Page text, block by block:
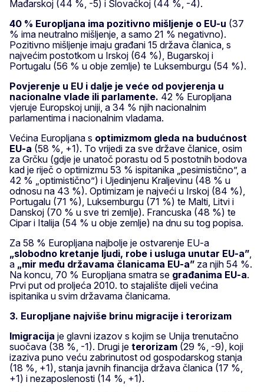
Mađarskoj (44 %, -5) i Slovačkoj (44 %, -4).
40 % Europljana ima pozitivno mišljenje o EU-u (37
% ima neutralno mišljenje, a samo 21 % negativno).
Pozitivno mišljenje imaju građani 15 država članica, s
najvećim postotkom u Irskoj (64 %), Bugarskoj i
Portugalu (56 % u obje zemlje) te Luksemburgu (54 %).
Povjerenje u EU i dalje je veće od povjerenja u
nacionalne vlade ili parlamente. 42 % Europljana
vjeruje Europskoj uniji, a 34 % njih nacionalnim
parlamentima i nacionalnim vladama.
Većina Europljana s optimizmom gleda na budućnost
EU-a (58 %, +1). To vrijedi za sve države članice, osim
za Grčku (gdje je unatoč porastu od 5 postotnih bodova
kad je riječ o optimizmu 53 % ispitanika „pesimistično”, a
42 % „optimistično”) i Ujedinjenu Kraljevinu (48 % u
odnosu na 43 %). Optimizam je najveći u Irskoj (84 %),
Portugalu (71 %), Luksemburgu (71 %) te Malti, Litvi i
Danskoj (70 % u sve tri zemlje). Francuska (48 %) te
Cipar i Italija (54 % u obje zemlje) na dnu su tog popisa.
Za 58 % Europljana najbolje je ostvarenje EU-a
„slobodno kretanje ljudi, robe i usluga unutar EU-a”,
a „mir među državama članicama EU-a” za njih 54 %.
Na koncu, 70 % Europljana smatra se građanima EU-a.
Prvi put od proljeća 2010. to stajalište dijeli većina
ispitanika u svim državama članicama.
3. Europljane najviše brinu migracije i terorizam
Imigracija je glavni izazov s kojim se Unija trenutačno
suočava (38 %, -1). Drugi je terorizam (29 %, -9), koji
izaziva puno veću zabrinutost od gospodarskog stanja
(18 %, +1), stanja javnih financija država članica (17 %,
+1) i nezaposlenosti (14 %, +1).